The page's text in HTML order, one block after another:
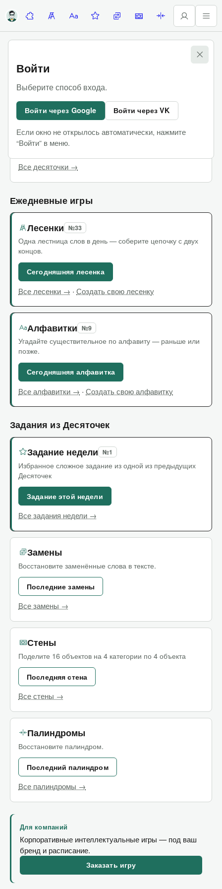
ДесяточкиЛесенкаАлфавиткаЗадание недели
ЗаменыСтеныПалиндромы
Войти
Выберите способ входа.
Войти через Google Войти через VK
Если окно не открылось автоматически, нажмите
“Войти” в меню.
Десяточки
Командные сложные игры, в которых можно
пользоваться интернетом
Последняя Десяточка Купить билеты
Все десяточки →
Ежедневные игры
Лесенки №33
Одна лестница слов в день — соберите цепочку с двух
концов.
Сегодняшняя лесенка
Все лесенки → · Создать свою лесенку
Алфавитки №9
Угадайте существительное по алфавиту — раньше или
позже.
Сегодняшняя алфавитка
Все алфавитки → · Создать свою алфавитку
Задания из Десяточек
Задание недели №1
Избранное сложное задание из одной из предыдущих
Десяточек
Задание этой недели
Все задания недели →
Замены
Восстановите заменённые слова в тексте.
Последние замены
Все замены →
Стены
Поделите 16 объектов на 4 категории по 4 объекта
Последняя стена
Все стены →
Палиндромы
Восстановите палиндром.
Последний палиндром
Все палиндромы →
Для компаний
Корпоративные интеллектуальные игры — под ваш
бренд и расписание.
Заказать игру